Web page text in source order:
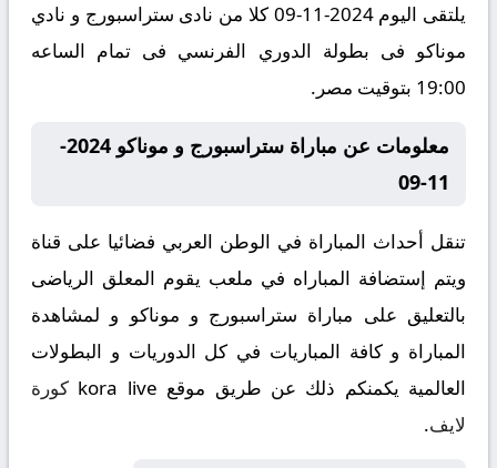
يلتقى اليوم 2024-11-09 كلا من نادى ستراسبورج و نادي
موناكو فى بطولة الدوري الفرنسي فى تمام الساعه
19:00 بتوقيت مصر.
معلومات عن مباراة ستراسبورج و موناكو 2024-
11-09
تنقل أحداث المباراة في الوطن العربي فضائيا على قناة
ويتم إستضافة المباراه في ملعب يقوم المعلق الرياضى
بالتعليق على مباراة ستراسبورج و موناكو و لمشاهدة
المباراة و كافة المباريات في كل الدوريات و البطولات
العالمية يكمنكم ذلك عن طريق موقع kora live كورة
لايف.